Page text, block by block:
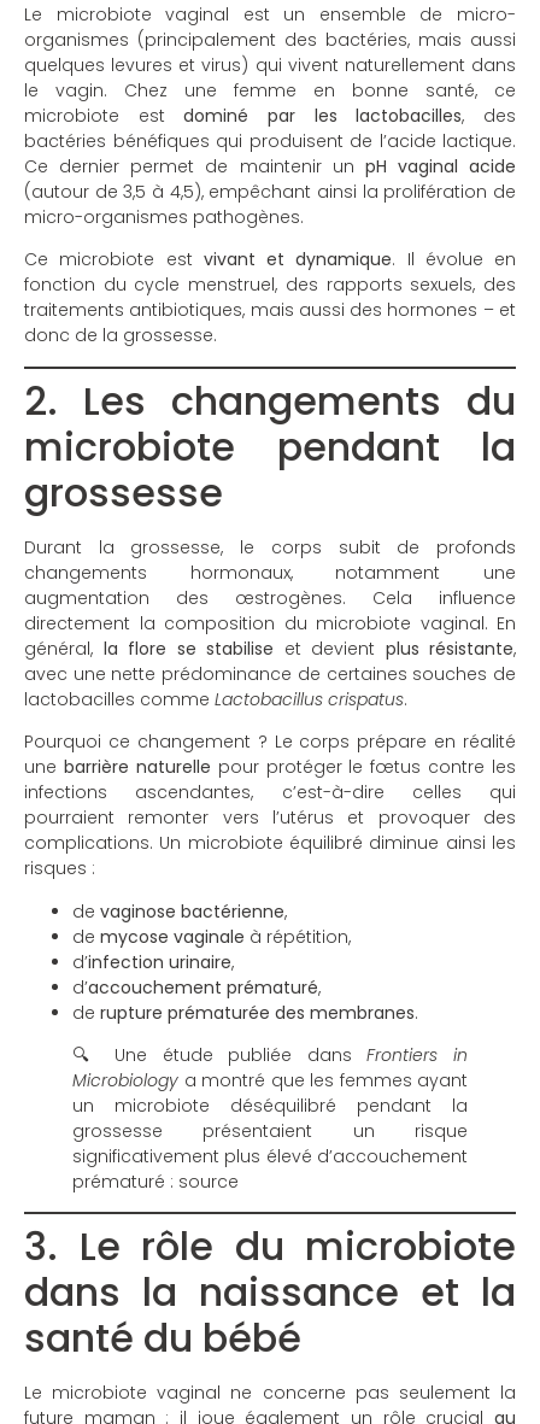
Le microbiote vaginal est un ensemble de micro-
organismes (principalement des bactéries, mais aussi
quelques levures et virus) qui vivent naturellement dans
le vagin. Chez une femme en bonne santé, ce
microbiote estdominé par les lactobacilles, des
bactéries bénéfiques qui produisent de l’acide lactique.
Ce dernier permet de maintenir un pH vaginal acide
(autour de 3,5 à 4,5), empêchant ainsi la prolifération de
micro-organismes pathogènes.
Ce microbiote est vivant et dynamique. Il évolue en
fonction du cycle menstruel, des rapports sexuels, des
traitements antibiotiques, mais aussi des hormones – et
donc de la grossesse.
2. Les changements du
microbiote pendant la
grossesse
Durant la grossesse, le corps subit de profonds
changements hormonaux, notamment une
augmentation des œstrogènes. Cela influence
directement la composition du microbiote vaginal. En
général, la flore se stabilise et devient plus résistante,
avec une nette prédominance de certaines souches de
lactobacilles comme Lactobacillus crispatus.
Pourquoi ce changement ? Le corps prépare en réalité
une barrière naturelle pour protéger le fœtus contre les
infections ascendantes, c’est-à-dire celles qui
pourraient remonter vers l’utérus et provoquer des
complications. Un microbiote équilibré diminue ainsi les
risques :
de vaginose bactérienne,
de mycose vaginale à répétition,
d’infection urinaire,
d’accouchement prématuré,
de rupture prématurée des membranes.
🔍 Une étude publiée dansFrontiers in
Microbiology a montré que les femmes ayant
un microbiote déséquilibré pendant la
grossesse présentaient un risque
significativement plus élevé d’accouchement
prématuré : source
3. Le rôle du microbiote
dans la naissance et la
santé du bébé
Le microbiote vaginal ne concerne pas seulement la
future maman : il joue également un rôle crucial au